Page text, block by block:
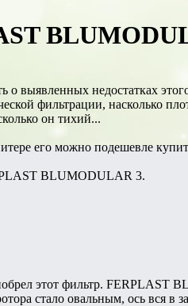
о выявленных недостатках
фильтрации, насколько
он тихий...
его можно подешевле
BLUMODULAR 3.
этот фильтр. FERPLAST
стало овальным, ось вся в